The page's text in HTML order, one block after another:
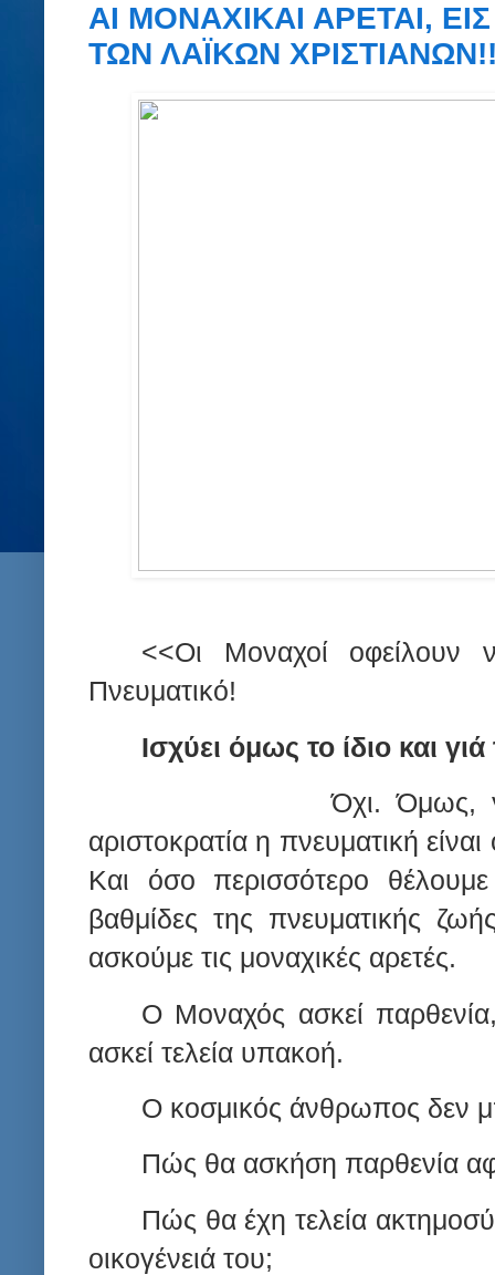
ΑΙ ΜΟΝΑΧΙΚΑΙ ΑΡΕΤΑΙ,
ΤΩΝ ΛΑΪΚΩΝ
<<Οι Μοναχοί οφείλουν
Πνευματικό!
Ισχύει όμως το ίδιο και
Όχι. Όμως,
αριστοκρατία η πνευματική
Και όσο περισσότερο
βαθμίδες της πνευματικής
ασκούμε τις μοναχικές αρετές.
Ο Μοναχός ασκεί
ασκεί τελεία υπακοή.
Ο κοσμικός άνθρωπος δεν
Πώς θα ασκήση παρθενία
Πώς θα έχη τελεία
οικογένειά του;